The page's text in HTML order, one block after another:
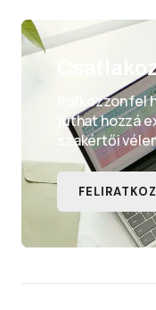
Iratkozzon
juthat hozzá
szakértői